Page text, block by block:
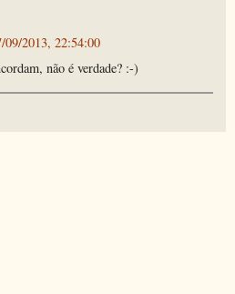
09/2013, 22:54:00
não é verdade? :-)